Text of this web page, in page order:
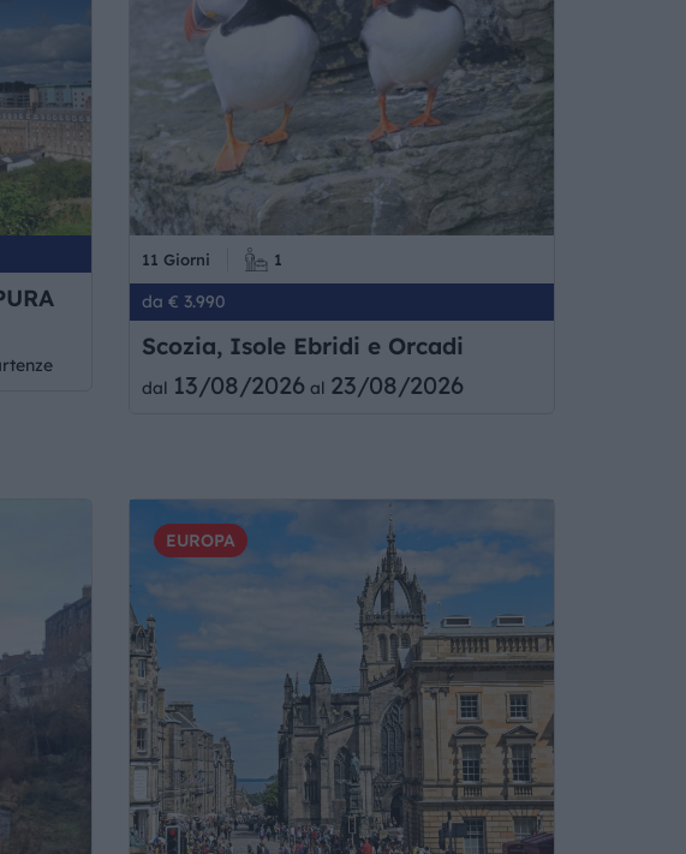
11 Giorni 1
da € 3.990
Scozia, Isole Ebridi e Orcadi
dal 13/08/2026al 23/08/2026
EUROPA